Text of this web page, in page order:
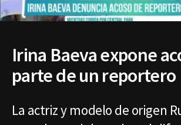
Irina Baeva expone
parte de un reportero
La actriz y modelo de origen